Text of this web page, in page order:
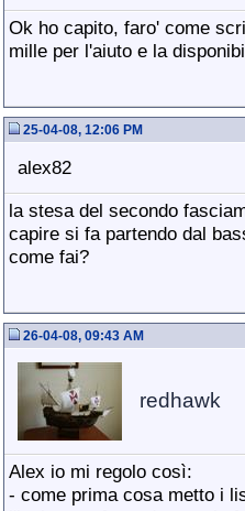
Ok ho capito, faro' come
mille per l'aiuto e la
25-04-08, 12:06 PM
alex82
la stesa del secondo
capire si fa partendo dal
come fai?
26-04-08, 09:43 AM
redhawk
Alex io mi regolo così:
- come prima cosa metto i